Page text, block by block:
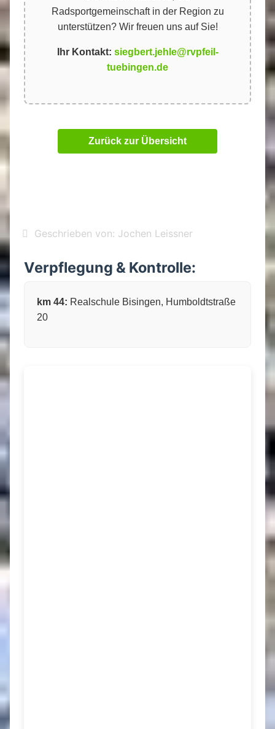
Radsportgemeinschaft in der Region zu
unterstützen? Wir freuen uns auf Sie!
Ihr Kontakt: siegbert.jehle@rvpfeil-
tuebingen.de
Zurück zur Übersicht
Geschrieben von: Jochen Leissner
Verpflegung & Kontrolle:
km 44: Realschule Bisingen, Humboldtstraße
20